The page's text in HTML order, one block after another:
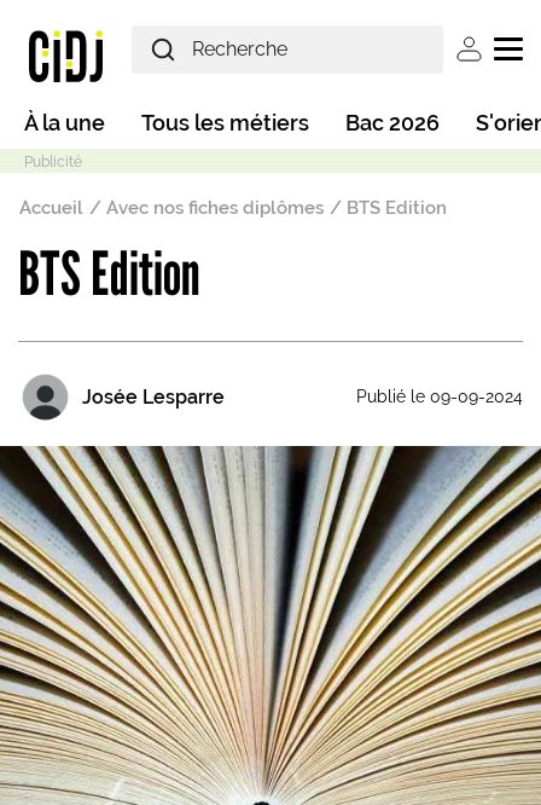
User
Main navigation
À la une Tous les métiers Bac 2026
Fil d'Ariane
Accueil Avec nos fiches diplômes BTS Edition
BTS Edition
Josée Lesparre Publié le 09-09-2024